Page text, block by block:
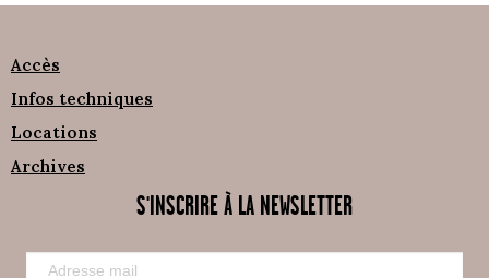
Accès
Infos techniques
Locations
Archives
S'INSCRIRE À LA NEWSLETTER